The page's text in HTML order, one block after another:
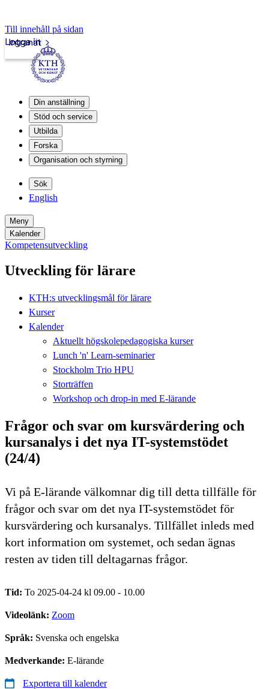
Till innehåll på sidan
Intranät
Logga in
Din anställning
Stöd och service
Utbilda
Forska
Organisation och styrning
Sök
English
Meny
Kalender
Kompetensutveckling
Utveckling för lärare
KTH:s utvecklingsmål för lärare
Kurser
Kalender
Aktuellt högskolepedagogiska kurser
Lunch 'n' Learn-seminarier
Stockholm Trio HPU
Storträffen
Workshop och drop-in med E-lärande
Frågor och svar om kursvärdering och
kursanalys i det nya IT-systemstödet
(24/4)
Vi på E-lärande välkomnar dig till detta tillfälle för
frågor och svar om det nya IT-systemstödet för
kursvärdering och kursanalys. Tillfället inleds med
kort information om systemet, och sedan ägnas
resten av tiden till deltagarnas frågor.
Tid: To 2025-04-24 kl 09.00 - 10.00
Videolänk: Zoom
Språk: Svenska och engelska
Medverkande: E-lärande
Exportera till kalender